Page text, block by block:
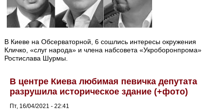
В Киеве на Обсерваторной, 6 сошлись интересы окружения
Кличко, «слуг народа» и члена набсовета «Укроборонпрома»
Ростислава Шурмы.
В центре Киева любимая певичка депутата
разрушила историческое здание (+фото)
Пт, 16/04/2021 - 22:41